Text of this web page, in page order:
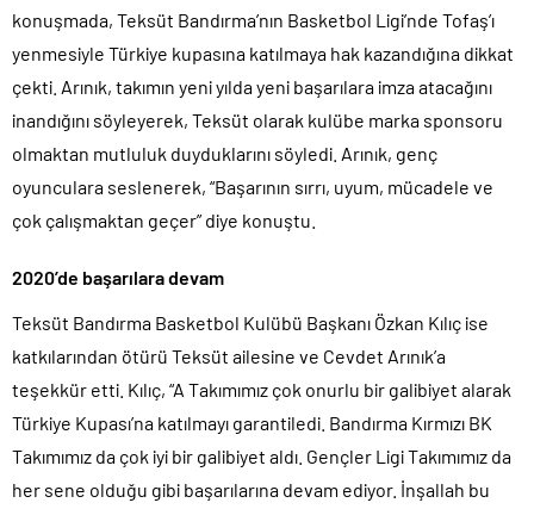
konuşmada, Teksüt Bandırma’nın Basketbol Ligi’nde Tofaş’ı
yenmesiyle Türkiye kupasına katılmaya hak kazandığına dikkat
çekti. Arınık, takımın yeni yılda yeni başarılara imza atacağını
inandığını söyleyerek, Teksüt olarak kulübe marka sponsoru
olmaktan mutluluk duyduklarını söyledi. Arınık, genç
oyunculara seslenerek, “Başarının sırrı, uyum, mücadele ve
çok çalışmaktan geçer” diye konuştu.
2020’de başarılara devam
Teksüt Bandırma Basketbol Kulübü Başkanı Özkan Kılıç ise
katkılarından ötürü Teksüt ailesine ve Cevdet Arınık’a
teşekkür etti. Kılıç, “A Takımımız çok onurlu bir galibiyet alarak
Türkiye Kupası’na katılmayı garantiledi. Bandırma Kırmızı BK
Takımımız da çok iyi bir galibiyet aldı. Gençler Ligi Takımımız da
her sene olduğu gibi başarılarına devam ediyor. İnşallah bu